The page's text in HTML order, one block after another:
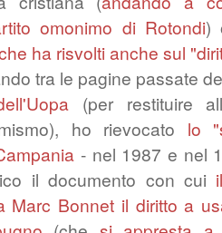
omonimo di Rotondi)
ha risvolti anche sul
tra le pagine passate
(per restituire
ho rievocato lo
- nel 1987 e nel
il documento con cui
Marc Bonnet il diritto a